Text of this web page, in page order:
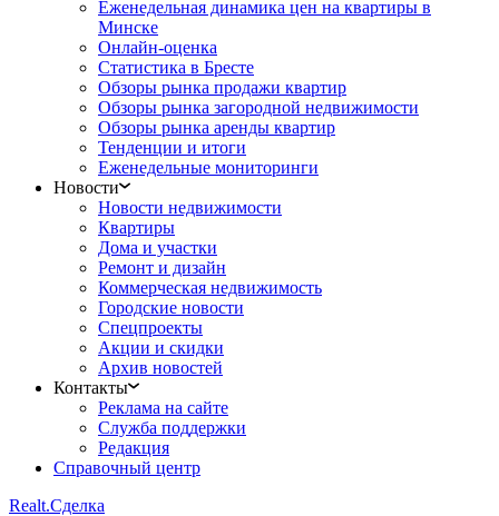
Еженедельная динамика цен на квартиры в
Минске
Онлайн-оценка
Статистика в Бресте
Обзоры рынка продажи квартир
Обзоры рынка загородной недвижимости
Обзоры рынка аренды квартир
Тенденции и итоги
Еженедельные мониторинги
Новости
Новости недвижимости
Квартиры
Дома и участки
Ремонт и дизайн
Коммерческая недвижимость
Городские новости
Спецпроекты
Акции и скидки
Архив новостей
Контакты
Реклама на сайте
Служба поддержки
Редакция
Справочный центр
Realt.Сделка